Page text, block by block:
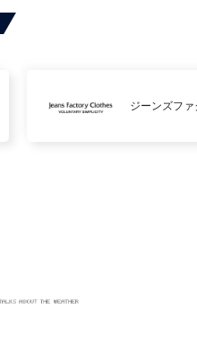
ジーンズフ